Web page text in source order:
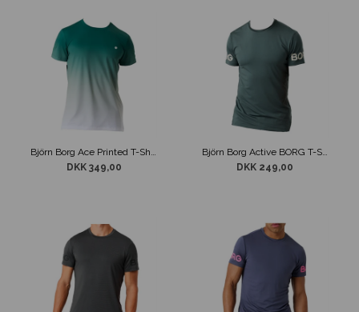
DKK 349,00
Björn Borg Active BORG T-Shirt Grøn
DKK 249,00